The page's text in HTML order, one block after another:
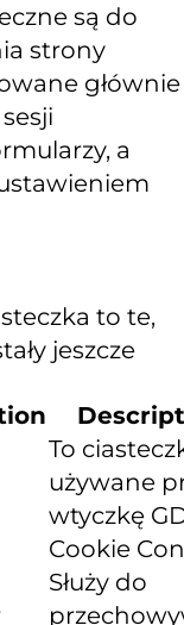
są do
strony
głównie
a
to te,
jeszcze
To
używane
wtyczkę
Cookie
Służy do